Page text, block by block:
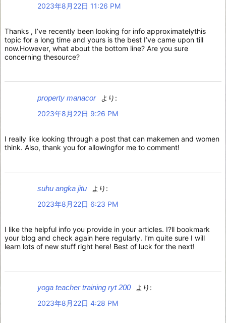
2023年8月22日 11:26 PM
Thanks , I’ve recently been looking for info approximatelythis
topic for a long time and yours is the best I’ve came upon till
now.However, what about the bottom line? Are you sure
concerning thesource?
property manacor
より:
2023年8月22日 9:26 PM
I really like looking through a post that can makemen and women
think. Also, thank you for allowingfor me to comment!
suhu angka jitu
より:
2023年8月22日 6:23 PM
I like the helpful info you provide in your articles. I?ll bookmark
your blog and check again here regularly. I’m quite sure I will
learn lots of new stuff right here! Best of luck for the next!
yoga teacher training ryt 200
より:
2023年8月22日 4:28 PM